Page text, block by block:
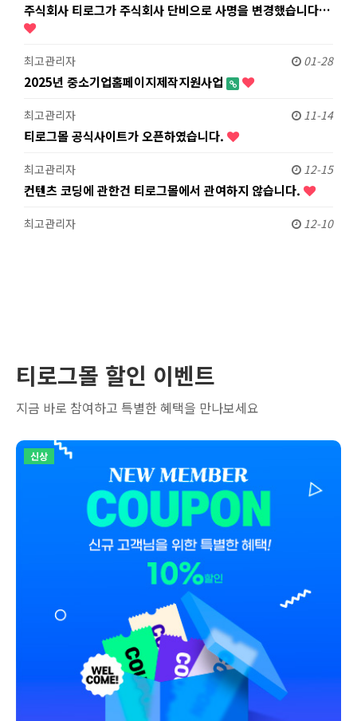
주식회사 티로그가 주식회사 단비으로 사명을 변경했습니다…
최고관리자 01-28
2025년 중소기업홈페이지제작지원사업
최고관리자 11-14
티로그몰 공식사이트가 오픈하였습니다.
최고관리자 12-15
컨텐츠 코딩에 관한건 티로그몰에서 관여하지 않습니다.
최고관리자 12-10
티로그몰 할인 이벤트
지금 바로 참여하고 특별한 혜택을 만나보세요
신상